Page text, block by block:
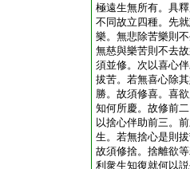
極遠生無所有。具
不同故立四種。先
樂。無悲除苦樂則
無慈與樂苦則不去
須並修。次以喜心
拔苦。若無喜心除
勝。故須修喜。喜
知何所慶。故修前
以捨心伴助前三。
生。若無捨心是則
故須修捨。捨離欲
利衆生知復就何以